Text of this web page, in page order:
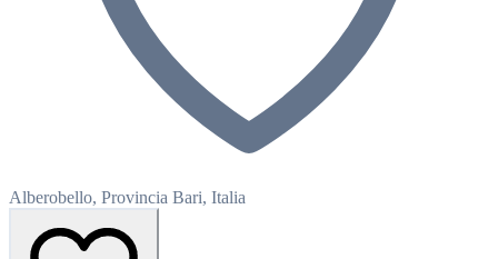
Alberobello, Provincia Bari, Italia